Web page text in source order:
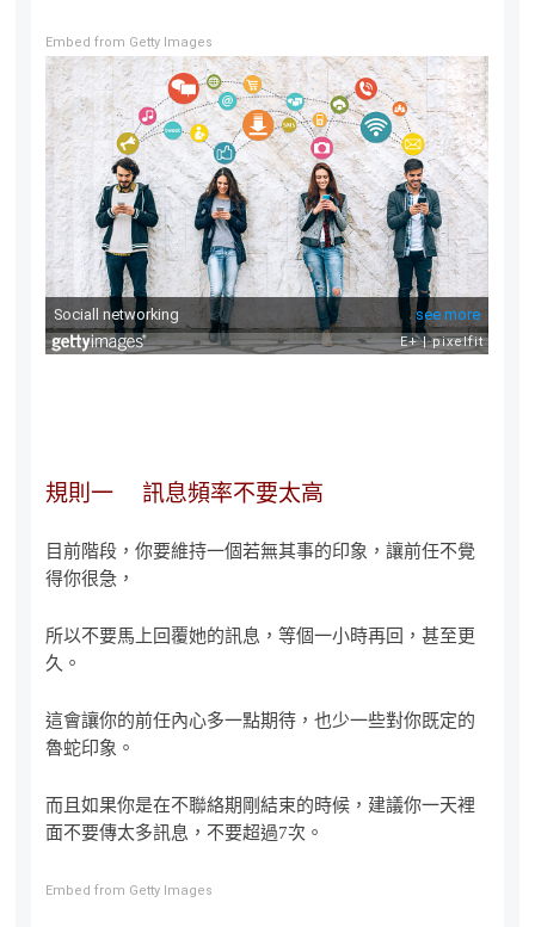
Embed from Getty Images
規則一 訊息頻率不要太高
目前階段，你要維持一個若無其事的印象，讓前任不覺
得你很急，
所以不要馬上回覆她的訊息，等個一小時再回，甚至更
久。
這會讓你的前任內心多一點期待，也少一些對你既定的
魯蛇印象。
而且如果你是在不聯絡期剛結束的時候，建議你一天裡
面不要傳太多訊息，不要超過7次。
Embed from Getty Images